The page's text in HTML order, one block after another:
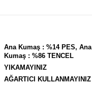
Ana Kumaş : %14 PES, Ana
Kumaş : %86 TENCEL
YIKAMAYINIZ
AĞARTICI KULLANMAYINIZ